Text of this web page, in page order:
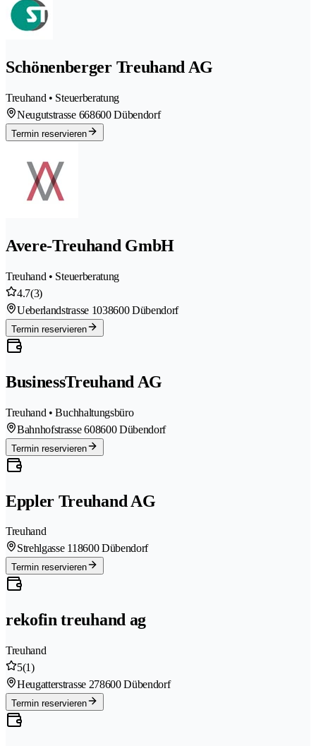
Schönenberger Treuhand AG
Treuhand • Steuerberatung
Neugutstrasse 668600 Dübendorf
Termin reservieren
Avere-Treuhand GmbH
Treuhand • Steuerberatung
4.7(3)
Ueberlandstrasse 1038600 Dübendorf
Termin reservieren
BusinessTreuhand AG
Treuhand • Buchhaltungsbüro
Bahnhofstrasse 608600 Dübendorf
Termin reservieren
Eppler Treuhand AG
Treuhand
Strehlgasse 118600 Dübendorf
Termin reservieren
rekofin treuhand ag
Treuhand
5(1)
Heugatterstrasse 278600 Dübendorf
Termin reservieren